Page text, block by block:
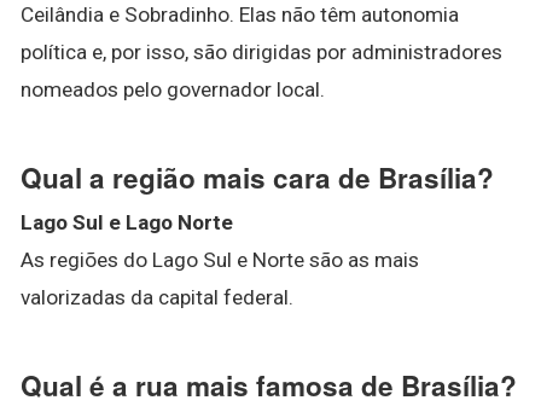
Ceilândia e Sobradinho. Elas não têm autonomia
política e, por isso, são dirigidas por administradores
nomeados pelo governador local.
Qual a região mais cara de Brasília?
Lago Sul e Lago Norte
As regiões do Lago Sul e Norte são as mais
valorizadas da capital federal.
Qual é a rua mais famosa de Brasília?